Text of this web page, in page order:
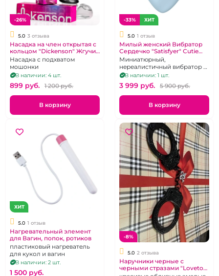
-26%
5.0 3 отзыва
Насадка на член открытая с
кольцом "Dickenson" Жгучий
брюнет
Насадка с подхватом
мошонки
В наличии: 4 шт.
899 pуб. 1 200 pуб.
В корзину
-33% ХИТ
5.0 1 отзыв
Милый женский Вибратор
Сердечко "Satisfyer" Cutie
heart голубое
Миниатюрный,
нереалистичный вибратор с
функцией вакуумно-
волновой стимуляции
клитора
В наличии: 1 шт.
3 999 pуб. 5 900 pуб.
В корзину
ХИТ
5.0 1 отзыв
Нагревательный элемент
для Вагин, попок, ротиков
пластиковый нагреватель
для кукол и вагин
В наличии: 2 шт.
1 500 pуб.
-8%
5.0 2 отзыва
Наручники черные с
черными стразами "Lovetoy"